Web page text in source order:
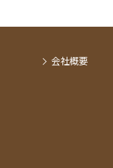
会社概要